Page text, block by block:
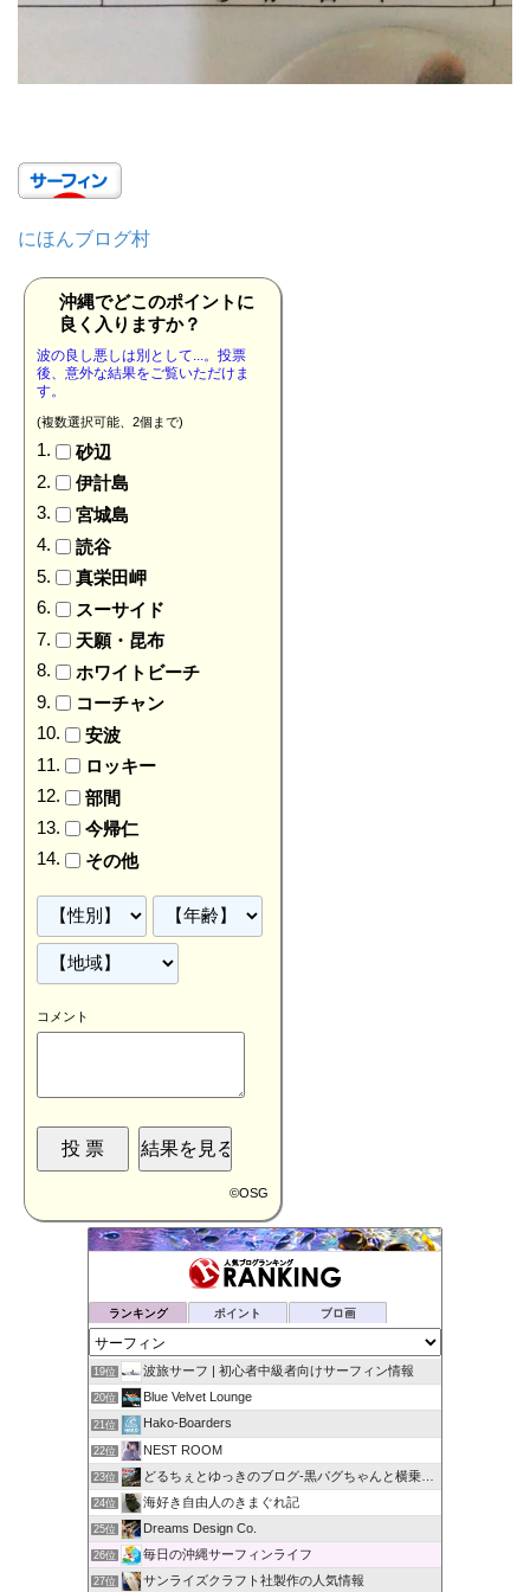
にほんブログ村
沖縄でどこのポイントに
良く入りますか？
波の良し悪しは別として...。投票
後、意外な結果をご覧いただけま
す。
(複数選択可能、2個まで)
砂辺
伊計島
宮城島
読谷
真栄田岬
スーサイド
天願・昆布
ホワイトビーチ
コーチャン
安波
ロッキー
部間
今帰仁
その他
コメント
©OSG
ランキング ポイント ブロ画
19位 波旅サーフ | 初心者中級者向けサーフィン情報
20位 Blue Velvet Lounge
21位 Hako-Boarders
22位 NEST ROOM
23位 どるちぇとゆっきのブログ-黒パグちゃんと横乗りショップ店員
24位 海好き自由人のきまぐれ記
25位 Dreams Design Co.
26位 毎日の沖縄サーフィンライフ
27位 サンライズクラフト社製作の人気情報